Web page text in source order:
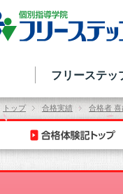
フリーステッ
トップ 合格実績 合格者